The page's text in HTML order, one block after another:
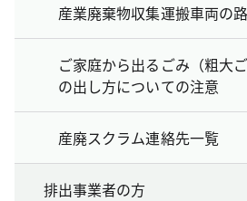
産業廃棄物収集運搬車両の
ご家庭から出るごみ（粗大
の出し方についての注意
産廃スクラム連絡先一覧
排出事業者の方